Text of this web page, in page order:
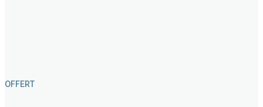
OFFERT